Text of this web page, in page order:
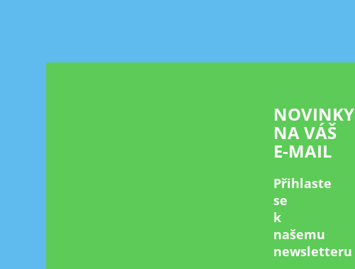
NOVINKY
NA VÁŠ
E-MAIL
Přihlaste
se
k
našemu
newsletteru